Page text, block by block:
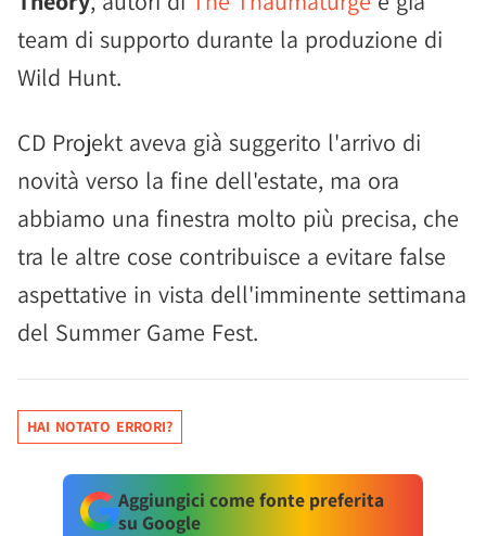
team di supporto durante la produzione di
Wild Hunt.
CD Projekt aveva già suggerito l'arrivo di
novità verso la fine dell'estate, ma ora
abbiamo una finestra molto più precisa, che
tra le altre cose contribuisce a evitare false
aspettative in vista dell'imminente settimana
del Summer Game Fest.
HAI NOTATO ERRORI?
Aggiungici come fonte preferita
su Google